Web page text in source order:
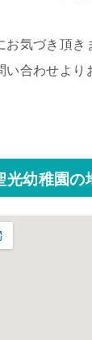
お気づき頂き
い合わせより
光幼稚園の